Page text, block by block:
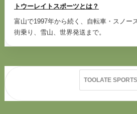
トウーレイトスポーツとは？
富山で1997年から続く、自転車・スノー
街乗り、雪山、世界発送まで。